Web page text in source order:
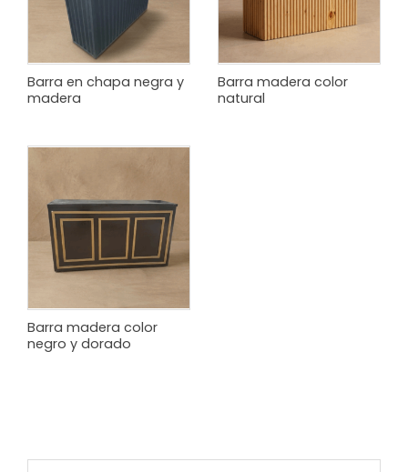
Barra en chapa negra y
madera
Barra madera color
natural
Barra madera color
negro y dorado